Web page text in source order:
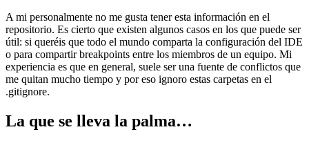
A mi personalmente no me gusta tener esta información en el
repositorio. Es cierto que existen algunos casos en los que puede ser
útil: si queréis que todo el mundo comparta la configuración del IDE
o para compartir breakpoints entre los miembros de un equipo. Mi
experiencia es que en general, suele ser una fuente de conflictos que
me quitan mucho tiempo y por eso ignoro estas carpetas en el
.gitignore.
La que se lleva la palma…